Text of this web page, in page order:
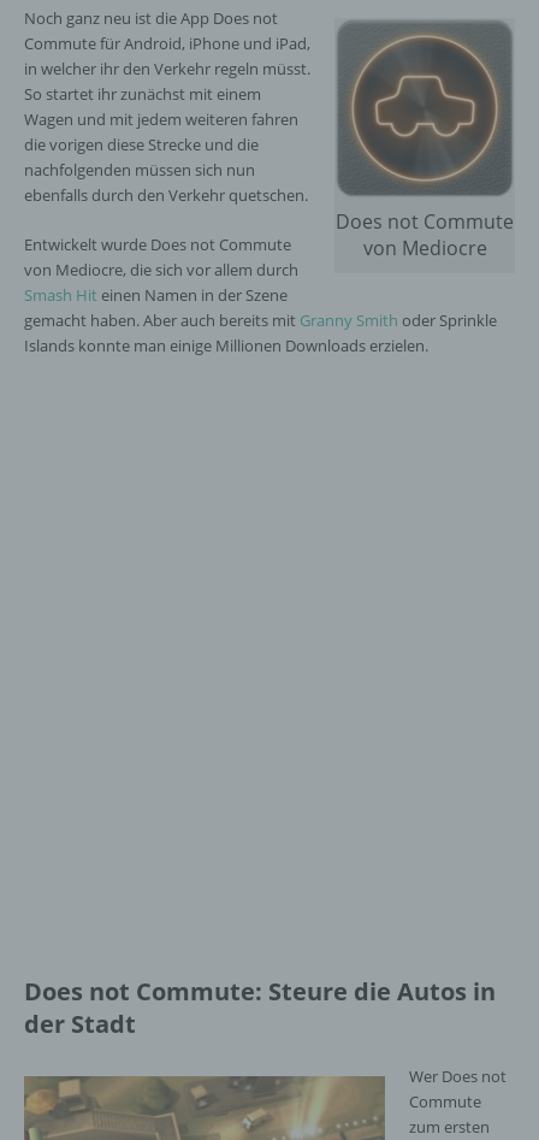
Does not Commute
von Mediocre
Noch ganz neu ist die App Does not
Commute für Android, iPhone und iPad,
in welcher ihr den Verkehr regeln müsst.
So startet ihr zunächst mit einem
Wagen und mit jedem weiteren fahren
die vorigen diese Strecke und die
nachfolgenden müssen sich nun
ebenfalls durch den Verkehr quetschen.
Entwickelt wurde Does not Commute
von Mediocre, die sich vor allem durch
Smash Hit einen Namen in der Szene
gemacht haben. Aber auch bereits mit Granny Smith oder Sprinkle
Islands konnte man einige Millionen Downloads erzielen.
Does not Commute: Steure die Autos in
der Stadt
Wer Does not
Commute
zum ersten